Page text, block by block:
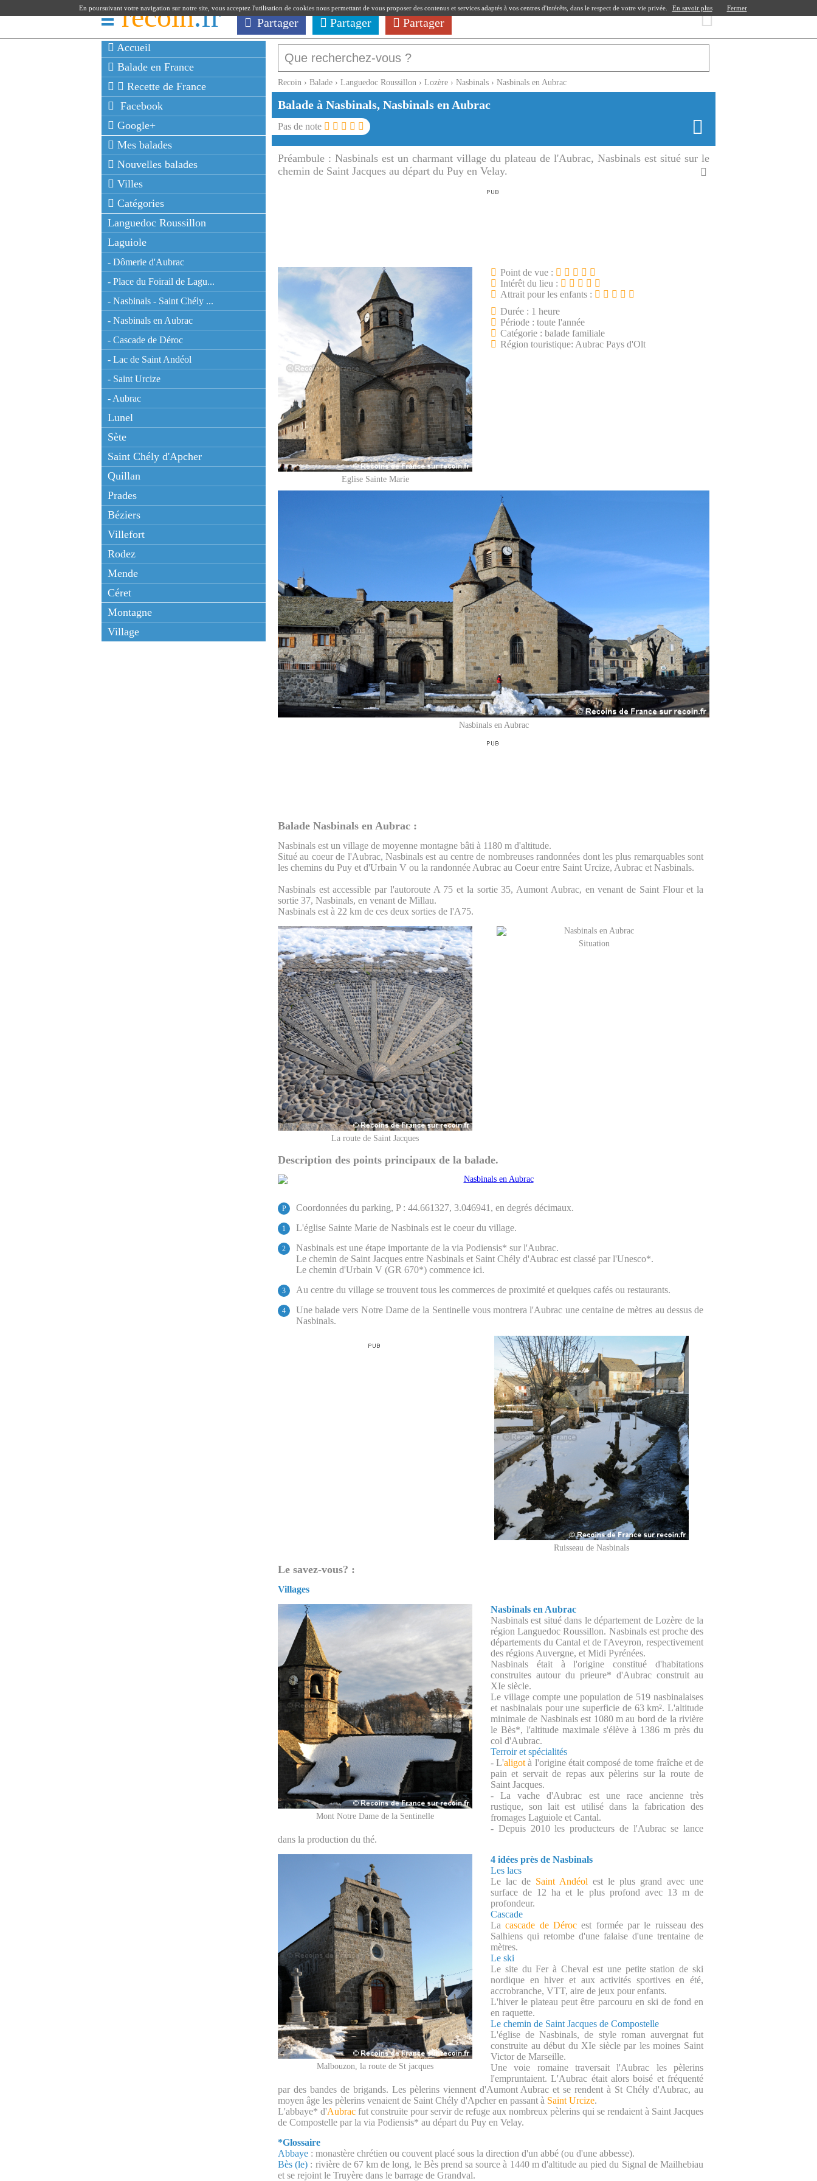
recoin.fr Partager Partager Partager
Accueil
Balade en France
Recette de France
Facebook
Google+
Mes balades
Nouvelles balades
Villes
Catégories
Languedoc Roussillon
Laguiole
- Dômerie d'Aubrac
- Place du Foirail de Lagu...
- Nasbinals - Saint Chély ...
- Nasbinals en Aubrac
- Cascade de Déroc
- Lac de Saint Andéol
- Saint Urcize
- Aubrac
Lunel
Sète
Saint Chély d'Apcher
Quillan
Prades
Béziers
Villefort
Rodez
Mende
Céret
Montagne
Village
Recoin › Balade › Languedoc Roussillon › Lozère › Nasbinals › Nasbinals en Aubrac
Balade à Nasbinals, Nasbinals en Aubrac
Pas de note
Préambule : Nasbinals est un charmant village du plateau de l'Aubrac, Nasbinals est situé sur le
chemin de Saint Jacques au départ du Puy en Velay.
Eglise Sainte Marie
Point de vue :
Intérêt du lieu :
Attrait pour les enfants :
Durée : 1 heure
Période : toute l'année
Catégorie : balade familiale
Région touristique: Aubrac Pays d'Olt
Nasbinals en Aubrac
Balade Nasbinals en Aubrac :
Nasbinals est un village de moyenne montagne bâti à 1180 m d'altitude.
Situé au coeur de l'Aubrac, Nasbinals est au centre de nombreuses randonnées dont les plus remarquables sont
les chemins du Puy et d'Urbain V ou la randonnée Aubrac au Coeur entre Saint Urcize, Aubrac et Nasbinals.
Nasbinals est accessible par l'autoroute A 75 et la sortie 35, Aumont Aubrac, en venant de Saint Flour et la
sortie 37, Nasbinals, en venant de Millau.
Nasbinals est à 22 km de ces deux sorties de l'A75.
La route de Saint Jacques
Situation
Description des points principaux de la balade.
P Coordonnées du parking, P : 44.661327, 3.046941, en degrés décimaux.
1 L'église Sainte Marie de Nasbinals est le coeur du village.
2
Nasbinals est une étape importante de la via Podiensis* sur l'Aubrac.
Le chemin de Saint Jacques entre Nasbinals et Saint Chély d'Aubrac est classé par l'Unesco*.
Le chemin d'Urbain V (GR 670*) commence ici.
3 Au centre du village se trouvent tous les commerces de proximité et quelques cafés ou restaurants.
4
Une balade vers Notre Dame de la Sentinelle vous montrera l'Aubrac une centaine de mètres au dessus de
Nasbinals.
Ruisseau de Nasbinals
Le savez-vous? :
Villages
Mont Notre Dame de la Sentinelle
Nasbinals en Aubrac
Nasbinals est situé dans le département de Lozère de la
région Languedoc Roussillon. Nasbinals est proche des
départements du Cantal et de l'Aveyron, respectivement
des régions Auvergne, et Midi Pyrénées.
Nasbinals était à l'origine constitué d'habitations
construites autour du prieure* d'Aubrac construit au
XIe siècle.
Le village compte une population de 519 nasbinalaises
et nasbinalais pour une superficie de 63 km². L'altitude
minimale de Nasbinals est 1080 m au bord de la rivière
le Bès*, l'altitude maximale s'élève à 1386 m près du
col d'Aubrac.
Terroir et spécialités
- L'aligot à l'origine était composé de tome fraîche et de
pain et servait de repas aux pèlerins sur la route de
Saint Jacques.
- La vache d'Aubrac est une race ancienne très
rustique, son lait est utilisé dans la fabrication des
fromages Laguiole et Cantal.
- Depuis 2010 les producteurs de l'Aubrac se lance
dans la production du thé.
Malbouzon, la route de St jacques
4 idées près de Nasbinals
Les lacs
Le lac de Saint Andéol est le plus grand avec une
surface de 12 ha et le plus profond avec 13 m de
profondeur.
Cascade
Lacascade de Déroc est formée par le ruisseau des
Salhiens qui retombe d'une falaise d'une trentaine de
mètres.
Le ski
Le site du Fer à Cheval est une petite station de ski
nordique en hiver et aux activités sportives en été,
accrobranche, VTT, aire de jeux pour enfants.
L'hiver le plateau peut être parcouru en ski de fond en
en raquette.
Le chemin de Saint Jacques de Compostelle
L'église de Nasbinals, de style roman auvergnat fut
construite au début du XIe siècle par les moines Saint
Victor de Marseille.
Une voie romaine traversait l'Aubrac les pèlerins
l'empruntaient. L'Aubrac était alors boisé et fréquenté
par des bandes de brigands. Les pèlerins viennent d'Aumont Aubrac et se rendent à St Chély d'Aubrac, au
moyen âge les pèlerins venaient de Saint Chély d'Apcher en passant à Saint Urcize.
L'abbaye* d'Aubrac fut construite pour servir de refuge aux nombreux pèlerins qui se rendaient à Saint Jacques
de Compostelle par la via Podiensis* au départ du Puy en Velay.
*Glossaire
Abbaye : monastère chrétien ou couvent placé sous la direction d'un abbé (ou d'une abbesse).
Bès (le) : rivière de 67 km de long, le Bès prend sa source à 1440 m d'altitude au pied du Signal de Mailhebiau
et se rejoint le Truyère dans le barrage de Grandval.
En poursuivant votre navigation sur notre site, vous acceptez l'utilisation de cookies nous permettant de vous proposer des contenus et services adaptés à vos centres d'intérêts, dans le respect de votre vie privée. En savoir plus Fermer